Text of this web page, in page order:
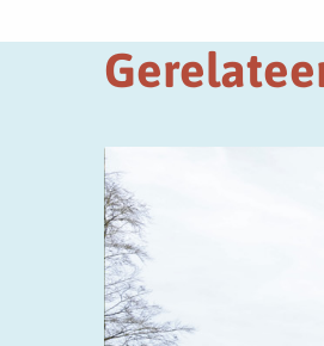
Lees
meer
over
Subsidie
bescherming
hoefdieren
in